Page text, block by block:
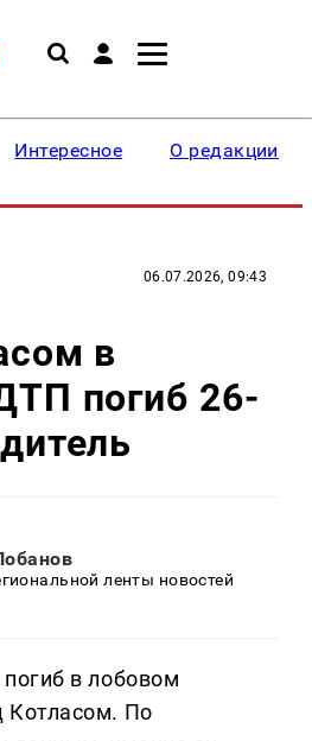
Интересное О редакции
06.07.2026, 09:43
в
погиб 26-
ленты новостей
в лобовом
Котласом. По